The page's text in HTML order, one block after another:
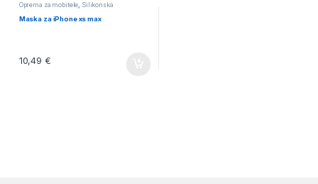
Oprema za mobitele Silikonska
Maska za iPhone xs max
10,49 €